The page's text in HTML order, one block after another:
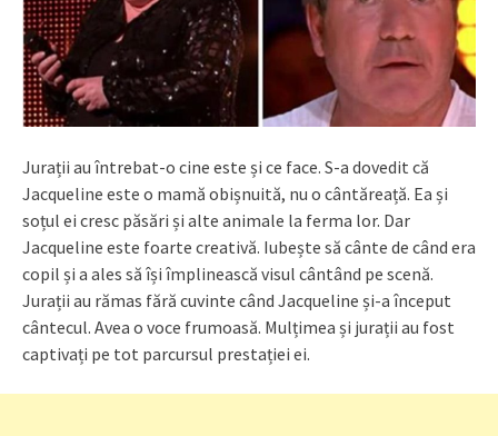
Jurații au întrebat-o cine este și ce face. S-a dovedit că
Jacqueline este o mamă obișnuită, nu o cântăreață. Ea și
soțul ei cresc păsări și alte animale la ferma lor. Dar
Jacqueline este foarte creativă. Iubește să cânte de când era
copil și a ales să își împlinească visul cântând pe scenă.
Jurații au rămas fără cuvinte când Jacqueline și-a început
cântecul. Avea o voce frumoasă. Mulțimea și jurații au fost
captivați pe tot parcursul prestației ei.